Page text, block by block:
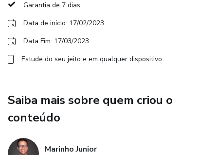
Garantia de 7 dias
Data de início: 17/02/2023
Data Fim: 17/03/2023
Estude do seu jeito e em qualquer dispositivo
Saiba mais sobre quem criou o
conteúdo
Marinho Junior